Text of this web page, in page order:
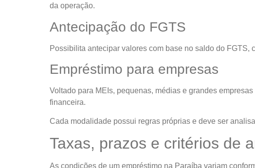
da operação.
Antecipação do FGTS
Possibilita antecipar valores com base no saldo do
Empréstimo para empresas
Voltado para MEIs, pequenas, médias e grandes
financeira.
Cada modalidade possui regras próprias e deve ser
Taxas, prazos e critérios de
As condições de um empréstimo na Paraíba variam